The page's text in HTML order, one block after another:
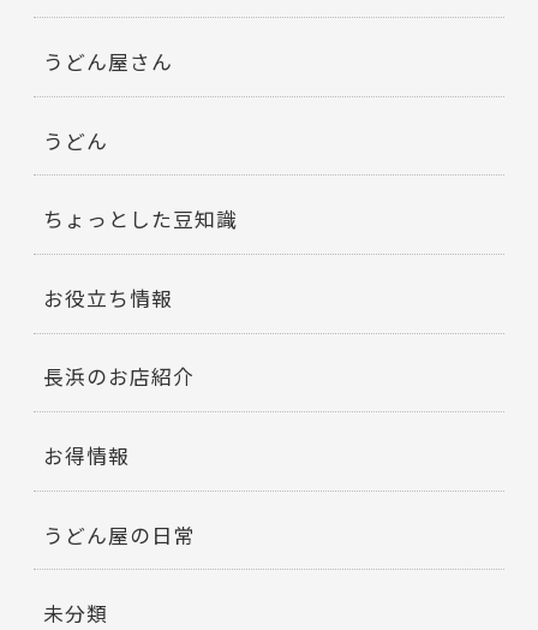
うどん屋さん
うどん
ちょっとした豆知識
お役立ち情報
長浜のお店紹介
お得情報
うどん屋の日常
未分類